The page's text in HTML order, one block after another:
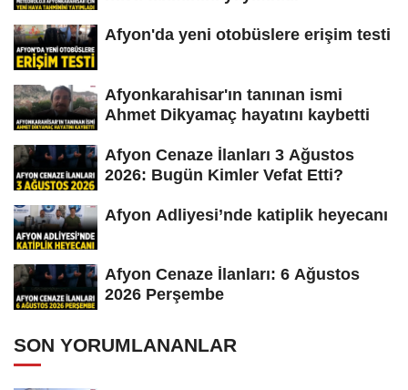
Afyon'da yeni otobüslere erişim testi
Afyonkarahisar'ın tanınan ismi
Ahmet Dikyamaç hayatını kaybetti
Afyon Cenaze İlanları 3 Ağustos
2026: Bugün Kimler Vefat Etti?
Afyon Adliyesi’nde katiplik heyecanı
Afyon Cenaze İlanları: 6 Ağustos
2026 Perşembe
SON YORUMLANANLAR